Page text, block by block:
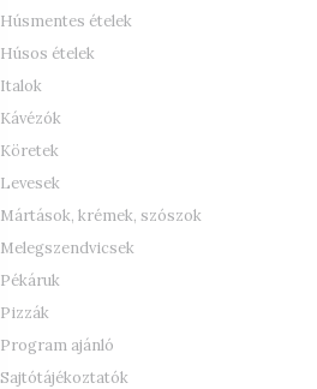
Húsmentes ételek
Húsos ételek
Italok
Kávézók
Köretek
Levesek
Mártások, krémek, szószok
Melegszendvicsek
Pékáruk
Pizzák
Program ajánló
Sajtótájékoztatók